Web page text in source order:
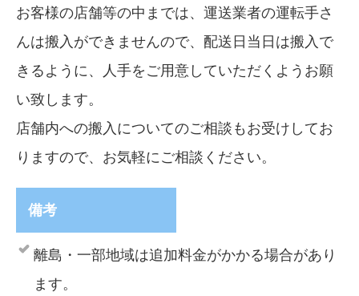
お客様の店舗等の中までは、運送業者の運転手さ
んは搬入ができませんので、配送日当日は搬入で
きるように、人手をご用意していただくようお願
い致します。
店舗内への搬入についてのご相談もお受けしてお
りますので、お気軽にご相談ください。
備考
離島・一部地域は追加料金がかかる場合があり
ます。